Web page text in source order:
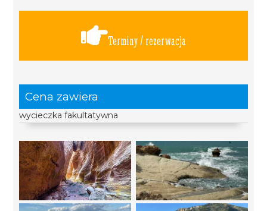
Terminy / rezerwacja
Cena zawiera
wycieczka fakultatywna